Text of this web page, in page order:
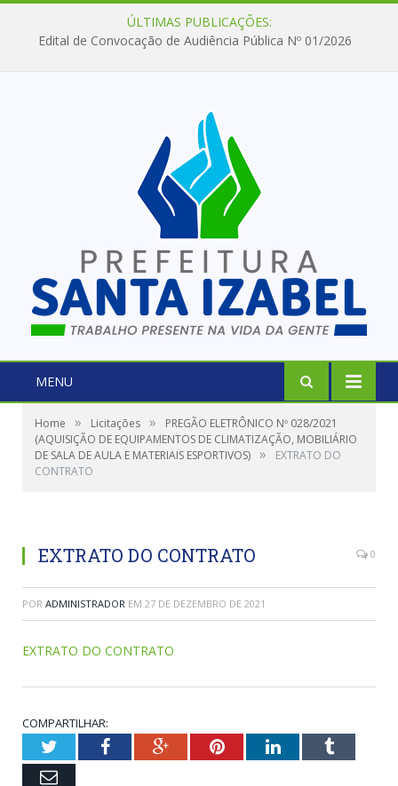
ÚLTIMAS PUBLICAÇÕES:
Edital de Convocação de Audiência Pública Nº 01/2026
MENU
Home » Licitações »
PREGÃO ELETRÔNICO Nº 028/2021
(AQUISIÇÃO DE EQUIPAMENTOS DE CLIMATIZAÇÃO, MOBILIÁRIO
DE SALA DE AULA E MATERIAIS ESPORTIVOS) »
EXTRATO DO
CONTRATO
EXTRATO DO CONTRATO 0
POR ADMINISTRADOR EM 27 DE DEZEMBRO DE 2021
EXTRATO DO CONTRATO
COMPARTILHAR:
TwitterFacebookGoogle+PinterestLinkedInTumblr
Email